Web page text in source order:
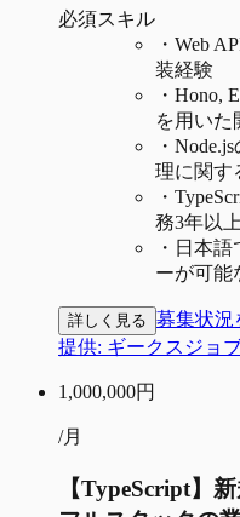
必須スキル
・ Web
装経験
・ Hono,
を用いた
・
理に関す
・
務3年以
・ 日本語
ーが可能
詳しく見る 募集状況
提供: ギークスジョ
1,000,000円
/月
【TypeScript】